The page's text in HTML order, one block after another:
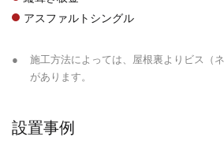
アスファルトシングル
●
施工方法によっては、屋根裏よりビス（
があります。
設置事例